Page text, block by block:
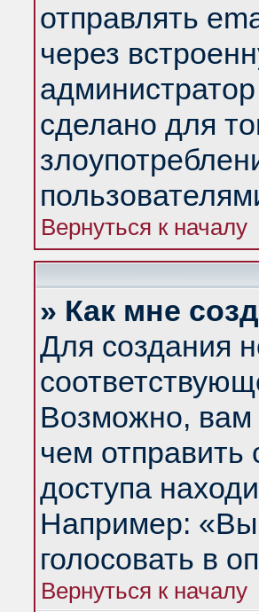
отправлять
через
сделано для
Вернуться к началу
» Как мне
Для создания
Возможно, вам
чем
доступа
Например:
голосовать в
Вернуться к началу